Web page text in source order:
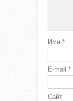
Имя *
E-mail *
Сайт